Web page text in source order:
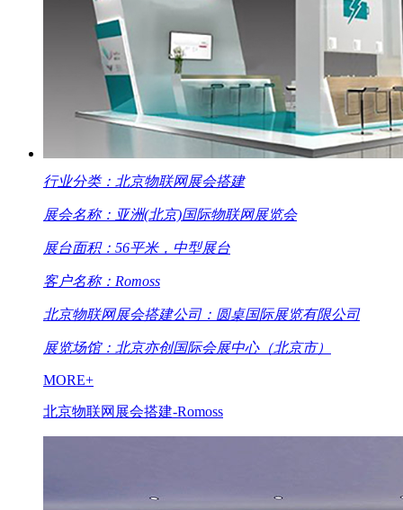
行业分类：北京物联网展会搭建
展会名称：亚洲(北京)国际物联网展览会
展台面积：56平米，中型展台
客户名称：Romoss
北京物联网展会搭建公司：圆桌国际展览有限公司
展览场馆：北京亦创国际会展中心（北京市）
MORE+
北京物联网展会搭建-Romoss